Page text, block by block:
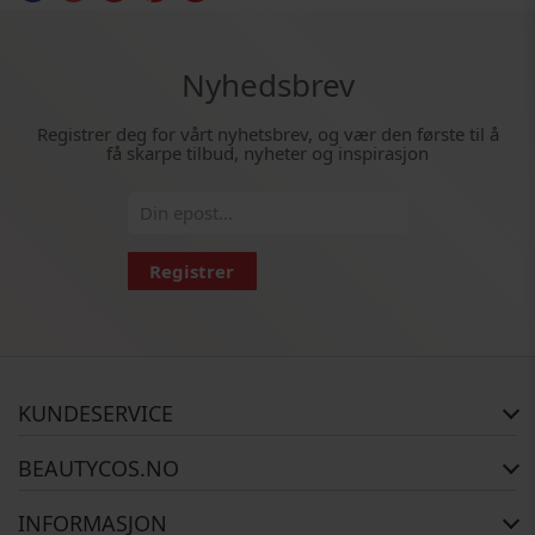
Nyhedsbrev
Registrer deg for vårt nyhetsbrev, og vær den første til å
få skarpe tilbud, nyheter og inspirasjon
Registrer
KUNDESERVICE
BEAUTYCOS.NO
INFORMASJON